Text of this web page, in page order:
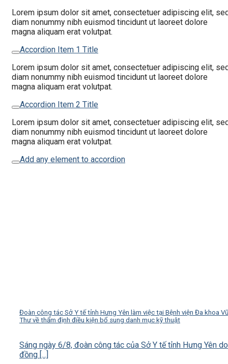
Lorem ipsum dolor sit amet, consectetuer adipiscing elit,
diam nonummy nibh euismod tincidunt ut laoreet dolore
magna aliquam erat volutpat.
Accordion Item 1 Title
Lorem ipsum dolor sit amet, consectetuer adipiscing elit,
diam nonummy nibh euismod tincidunt ut laoreet dolore
magna aliquam erat volutpat.
Accordion Item 2 Title
Lorem ipsum dolor sit amet, consectetuer adipiscing elit,
diam nonummy nibh euismod tincidunt ut laoreet dolore
magna aliquam erat volutpat.
Add any element to accordion
Đoàn công tác Sở Y tế tỉnh Hưng Yên làm việc tại Bệnh viện Đa khoa Vũ
Thư về thẩm định điều kiện bổ sung danh mục kỹ thuật
Sáng ngày 6/8, đoàn công tác của Sở Y tế tỉnh Hưng Yên do
đồng [...]